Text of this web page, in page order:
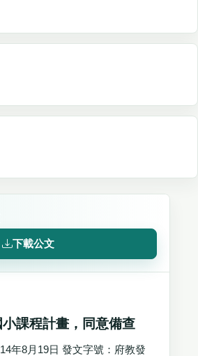
下載公文
課程計畫，同意備查
年8月19日 發文字號：府教發